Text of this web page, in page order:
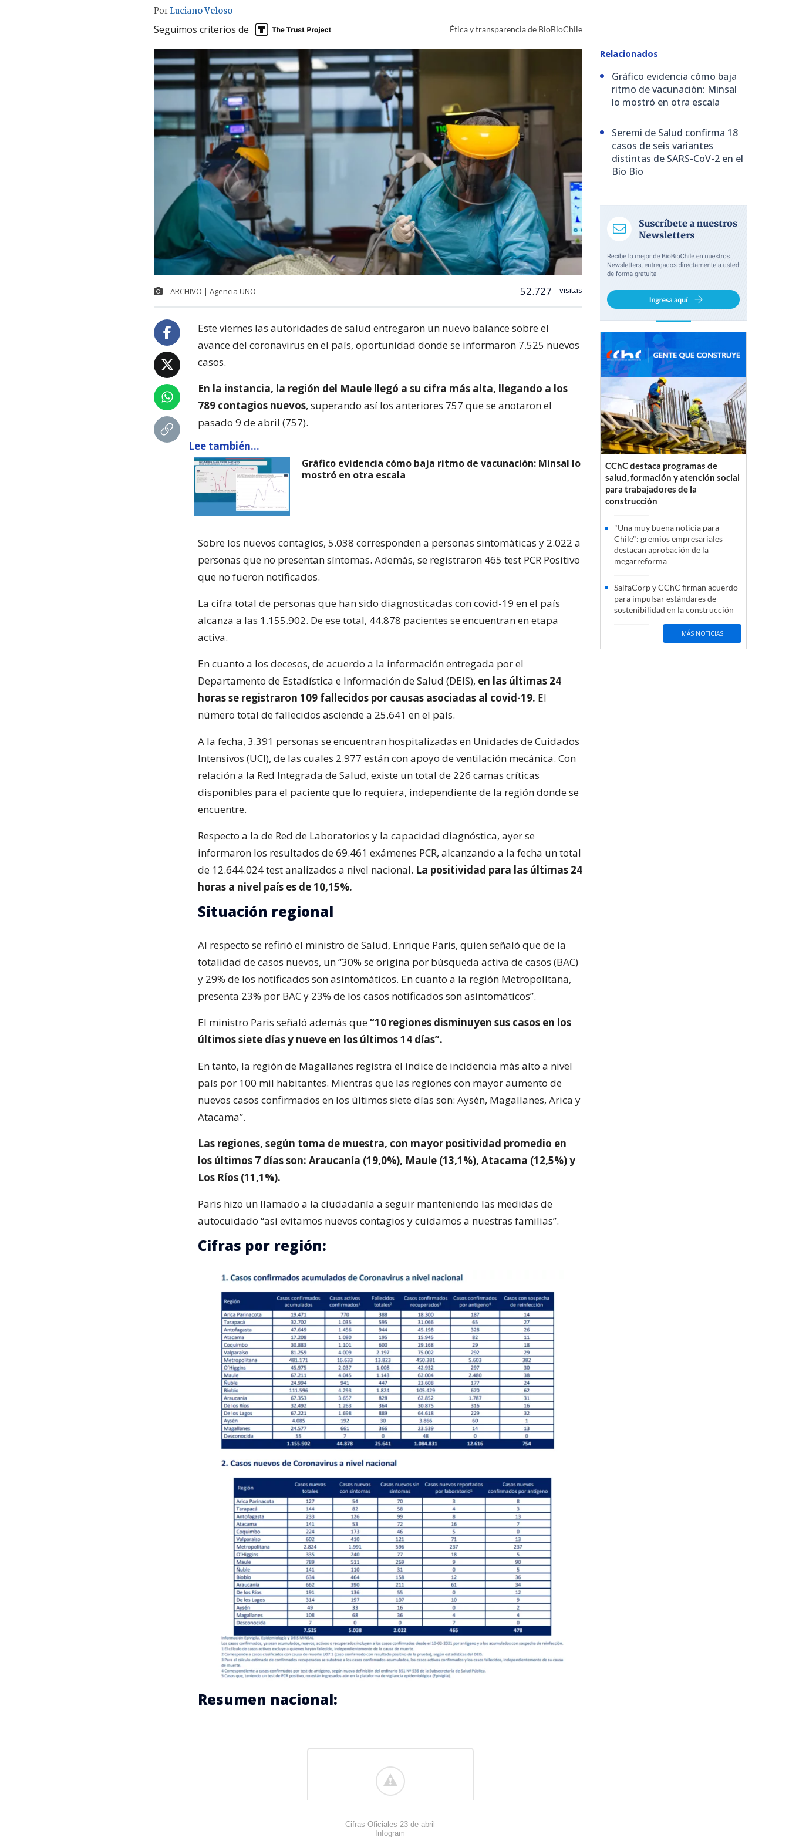
PorLuciano Veloso
Seguimos criterios de Ética y transparencia de BioBioChile
ARCHIVO | Agencia UNO 52.727 visitas
Este viernes las autoridades de salud entregaron un nuevo balance sobre el
avance del coronavirus en el país, oportunidad donde se informaron 7.525 nuevos
casos.
En la instancia, la región del Maule llegó a su cifra más alta, llegando a los
789 contagios nuevos, superando así los anteriores 757 que se anotaron el
pasado 9 de abril (757).
Lee también...
Gráfico evidencia cómo baja ritmo de vacunación: Minsal lo
mostró en otra escala
Sobre los nuevos contagios, 5.038 corresponden a personas sintomáticas y 2.022 a
personas que no presentan síntomas. Además, se registraron 465 test PCR Positivo
que no fueron notificados.
La cifra total de personas que han sido diagnosticadas con covid-19 en el país
alcanza a las 1.155.902. De ese total, 44.878 pacientes se encuentran en etapa
activa.
En cuanto a los decesos, de acuerdo a la información entregada por el
Departamento de Estadística e Información de Salud (DEIS), en las últimas 24
horas se registraron 109 fallecidos por causas asociadas al covid-19. El
número total de fallecidos asciende a 25.641 en el país.
A la fecha, 3.391 personas se encuentran hospitalizadas en Unidades de Cuidados
Intensivos (UCI), de las cuales 2.977 están con apoyo de ventilación mecánica. Con
relación a la Red Integrada de Salud, existe un total de 226 camas críticas
disponibles para el paciente que lo requiera, independiente de la región donde se
encuentre.
Respecto a la de Red de Laboratorios y la capacidad diagnóstica, ayer se
informaron los resultados de 69.461 exámenes PCR, alcanzando a la fecha un total
de 12.644.024 test analizados a nivel nacional. La positividad para las últimas 24
horas a nivel país es de 10,15%.
Situación regional
Al respecto se refirió el ministro de Salud, Enrique Paris, quien señaló que de la
totalidad de casos nuevos, un “30% se origina por búsqueda activa de casos (BAC)
y 29% de los notificados son asintomáticos. En cuanto a la región Metropolitana,
presenta 23% por BAC y 23% de los casos notificados son asintomáticos”.
El ministro Paris señaló además que“10 regiones disminuyen sus casos en los
últimos siete días y nueve en los últimos 14 días”.
En tanto, la región de Magallanes registra el índice de incidencia más alto a nivel
país por 100 mil habitantes. Mientras que las regiones con mayor aumento de
nuevos casos confirmados en los últimos siete días son: Aysén, Magallanes, Arica y
Atacama”.
Las regiones, según toma de muestra, con mayor positividad promedio en
los últimos 7 días son: Araucanía (19,0%), Maule (13,1%), Atacama (12,5%) y
Los Ríos (11,1%).
Paris hizo un llamado a la ciudadanía a seguir manteniendo las medidas de
autocuidado “así evitamos nuevos contagios y cuidamos a nuestras familias”.
Cifras por región:
Resumen nacional:
Cifras Oficiales 23 de abril
Infogram
Relacionados
Gráfico evidencia cómo baja
ritmo de vacunación: Minsal
lo mostró en otra escala
Seremi de Salud confirma 18
casos de seis variantes
distintas de SARS-CoV-2 en el
Bío Bío
CChC destaca programas de
salud, formación y atención social
para trabajadores de la
construcción
"Una muy buena noticia para
Chile": gremios empresariales
destacan aprobación de la
megarreforma
SalfaCorp y CChC firman acuerdo
para impulsar estándares de
sostenibilidad en la construcción
MÁS NOTICIAS